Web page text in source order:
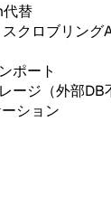
替
クロブリング
ポート
ージ（外部DB
ション